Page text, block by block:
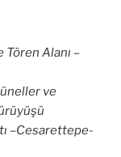
Tören Alanı –
ve
–Cesarettepe-